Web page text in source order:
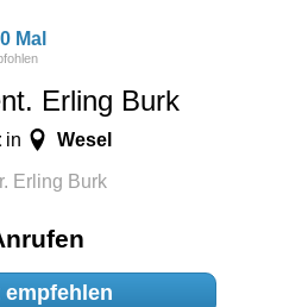
0 Mal
Erling Burk
in Wesel
Erling Burk
empfehlen